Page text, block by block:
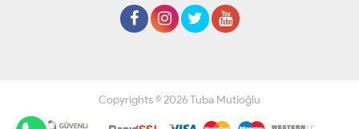
Copyrights © 2026 Tuba Mutioğlu